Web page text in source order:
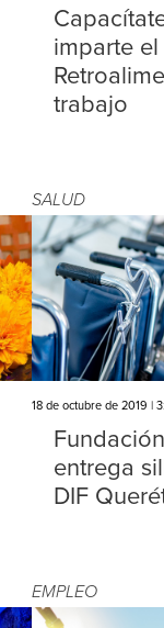
imparte
trabajo
SALUD
18 de octubre de 2019 |
entrega
DIF
EMPLEO